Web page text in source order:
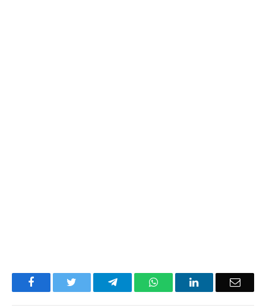
Facebook TelegramWhatsAppLinkedIn Email